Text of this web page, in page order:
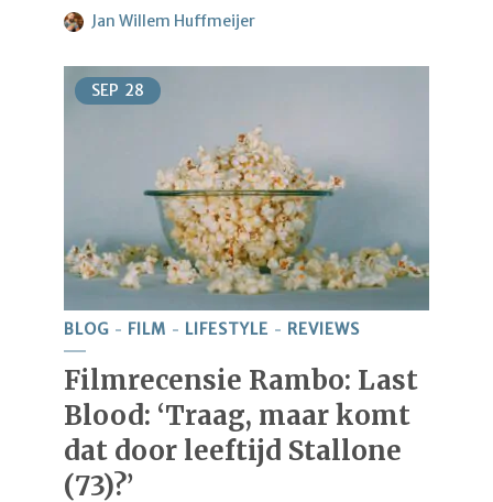
Jan Willem Huffmeijer
SEP 28
BLOG FILM LIFESTYLE REVIEWS
Filmrecensie Rambo: Last
Blood: ‘Traag, maar komt
dat door leeftijd Stallone
(73)?’